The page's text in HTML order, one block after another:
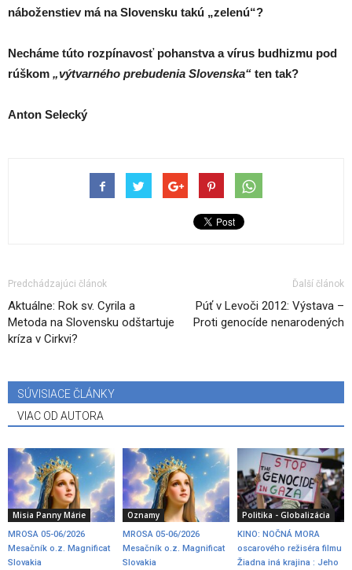
náboženstiev má na Slovensku takú „zelenú“?
Necháme túto rozpínavosť pohanstva a vírus budhizmu pod
rúškom „výtvarného prebudenia Slovenska“ ten tak?
Anton Selecký
Predchádzajúci článok
Aktuálne: Rok sv. Cyrila a
Metoda na Slovensku odštartuje
kríza v Cirkvi?
Ďalší článok
Púť v Levoči 2012: Výstava –
Proti genocíde nenarodených
SÚVISIACE ČLÁNKY
VIAC OD AUTORA
Misia Panny Márie
MROSA 05-06/2026
Mesačník o.z. Magnificat
Slovakia
Oznamy
MROSA 05-06/2026
Mesačník o.z. Magnificat
Slovakia
Politika - Globalizácia
KINO: NOČNÁ MORA
oscarového režiséra filmu
Žiadna iná krajina : Jeho